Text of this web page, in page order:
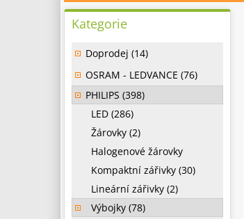
Kategorie
Doprodej (14)
OSRAM - LEDVANCE (76)
PHILIPS (398)
LED (286)
Žárovky (2)
Halogenové žárovky
Kompaktní zářivky (30)
Lineární zářivky (2)
Výbojky (78)